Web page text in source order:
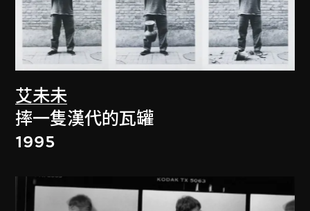
艾未未
摔一隻漢代的瓦罐
1995